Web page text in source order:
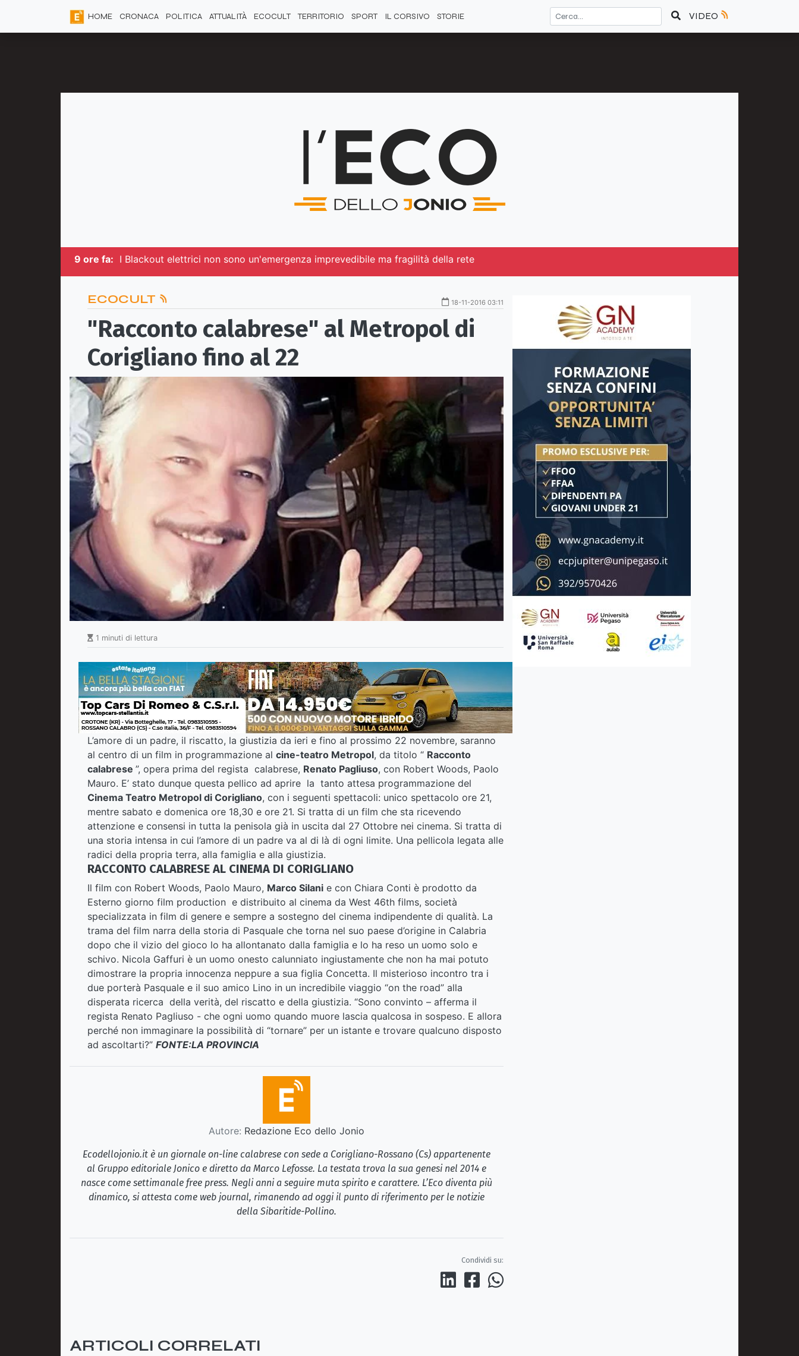
HOME CRONACA POLITICA ATTUALITÀ ECOCULT TERRITORIO SPORT IL CORSIVO STORIE VIDEO
9 ore fa: I Blackout elettrici non sono un'emergenza imprevedibile ma fragilità della rete
ECOCULT 18-11-2016 03:11
"Racconto calabrese" al Metropol di
Corigliano fino al 22
1 minuti di lettura
L’amore di un padre, il riscatto, la giustizia da ieri e fino al prossimo 22 novembre, saranno
al centro di un film in programmazione al cine-teatro Metropol, da titolo “ Racconto
calabrese ”, opera prima del regista calabrese, Renato Pagliuso, con Robert Woods, Paolo
Mauro. E’ stato dunque questa pellico ad aprire la tanto attesa programmazione del
Cinema Teatro Metropol di Corigliano, con i seguenti spettacoli: unico spettacolo ore 21,
mentre sabato e domenica ore 18,30 e ore 21. Si tratta di un film che sta ricevendo
attenzione e consensi in tutta la penisola già in uscita dal 27 Ottobre nei cinema. Si tratta di
una storia intensa in cui l’amore di un padre va al di là di ogni limite. Una pellicola legata alle
radici della propria terra, alla famiglia e alla giustizia.
RACCONTO CALABRESE AL CINEMA DI CORIGLIANO
Il film con Robert Woods, Paolo Mauro, Marco Silani e con Chiara Conti è prodotto da
Esterno giorno film production e distribuito al cinema da West 46th films, società
specializzata in film di genere e sempre a sostegno del cinema indipendente di qualità. La
trama del film narra della storia di Pasquale che torna nel suo paese d’origine in Calabria
dopo che il vizio del gioco lo ha allontanato dalla famiglia e lo ha reso un uomo solo e
schivo. Nicola Gaffuri è un uomo onesto calunniato ingiustamente che non ha mai potuto
dimostrare la propria innocenza neppure a sua figlia Concetta. Il misterioso incontro tra i
due porterà Pasquale e il suo amico Lino in un incredibile viaggio “on the road” alla
disperata ricerca della verità, del riscatto e della giustizia. “Sono convinto – afferma il
regista Renato Pagliuso - che ogni uomo quando muore lascia qualcosa in sospeso. E allora
perché non immaginare la possibilità di “tornare” per un istante e trovare qualcuno disposto
ad ascoltarti?” FONTE:LA PROVINCIA
Autore: Redazione Eco dello Jonio
Ecodellojonio.it è un giornale on-line calabrese con sede a Corigliano-Rossano (Cs) appartenente
al Gruppo editoriale Jonico e diretto da Marco Lefosse. La testata trova la sua genesi nel 2014 e
nasce come settimanale free press. Negli anni a seguire muta spirito e carattere. L’Eco diventa più
dinamico, si attesta come web journal, rimanendo ad oggi il punto di riferimento per le notizie
della Sibaritide-Pollino.
Condividi su:
ARTICOLI CORRELATI